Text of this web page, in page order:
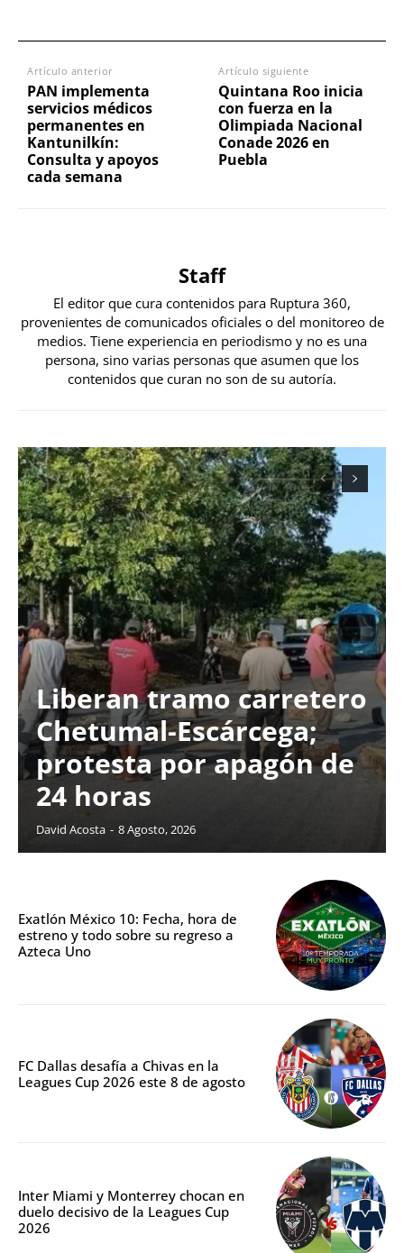
Artículo anterior
PAN implementa
servicios médicos
permanentes en
Kantunilkín:
Consulta y apoyos
cada semana
Artículo siguiente
Quintana Roo inicia
con fuerza en la
Olimpiada Nacional
Conade 2026 en
Puebla
Staff
El editor que cura contenidos para Ruptura 360,
provenientes de comunicados oficiales o del monitoreo de
medios. Tiene experiencia en periodismo y no es una
persona, sino varias personas que asumen que los
contenidos que curan no son de su autoría.
Liberan tramo carretero
Chetumal-Escárcega;
protesta por apagón de
24 horas
David Acosta - 8 Agosto, 2026
Exatlón México 10: Fecha, hora de
estreno y todo sobre su regreso a
Azteca Uno
FC Dallas desafía a Chivas en la
Leagues Cup 2026 este 8 de agosto
Inter Miami y Monterrey chocan en
duelo decisivo de la Leagues Cup
2026